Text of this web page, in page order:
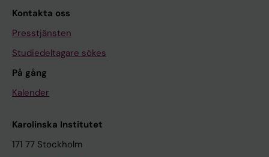
Kontakta oss
Presstjänsten
Studiedeltagare sökes
På gång
Kalender
Karolinska Institutet
171 77 Stockholm